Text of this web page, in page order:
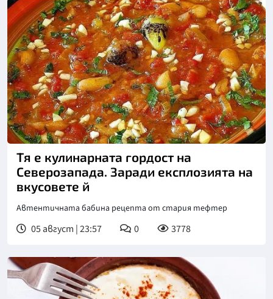
Тя е кулинарната гордост на
Северозапада. Заради експлозията на
вкусовете й
Автентичната бабина рецепта от стария тефтер
05 август | 23:57 0 3778